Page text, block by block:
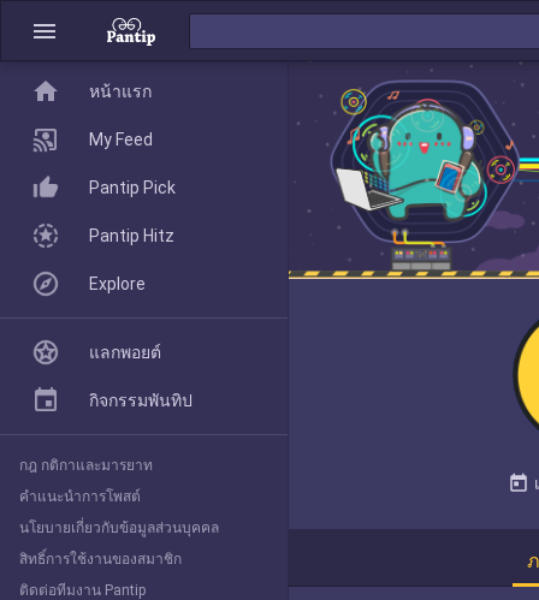
menu
today
home
Pantip Pick
Explore
home หน้าแรก
My Feed
Pantip Pick
Pantip Hitz
Explore
แลกพอยต์
กิจกรรมพันทิป
กฎ กติกาและมารยาท
คำแนะนำการโพสต์
นโยบายเกี่ยวกับข้อมูลส่วนบุคคล
สิทธิ์การใช้งานของสมาชิก
ติดต่อทีมงาน Pantip